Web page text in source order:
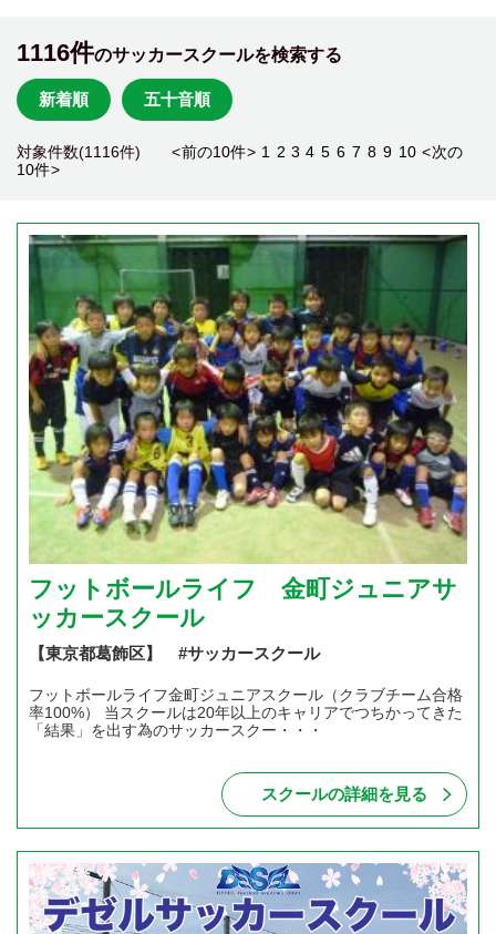
1116件のサッカースクールを検索する
新着順 五十音順
対象件数(1116件) <前の10件> 1 2 3 4 5 6 7 8 9 10 <次の
10件>
フットボールライフ 金町ジュニアサ
ッカースクール
【東京都葛飾区】 #サッカースクール
フットボールライフ金町ジュニアスクール（クラブチーム合格
率100%） 当スクールは20年以上のキャリアでつちかってきた
「結果」を出す為のサッカースクー・・・
スクールの詳細を見る